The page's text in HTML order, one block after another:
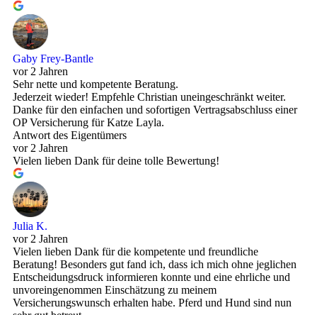
Gaby Frey-Bantle
vor 2 Jahren
Sehr nette und kompetente Beratung.
Jederzeit wieder! Empfehle Christian uneingeschränkt weiter.
Danke für den einfachen und sofortigen Vertragsabschluss einer
OP Versicherung für Katze Layla.
Antwort des Eigentümers
vor 2 Jahren
Vielen lieben Dank für deine tolle Bewertung!
Julia K.
vor 2 Jahren
Vielen lieben Dank für die kompetente und freundliche
Beratung! Besonders gut fand ich, dass ich mich ohne jeglichen
Entscheidungsdruck informieren konnte und eine ehrliche und
unvoreingenommen Einschätzung zu meinem
Versicherungswunsch erhalten habe. Pferd und Hund sind nun